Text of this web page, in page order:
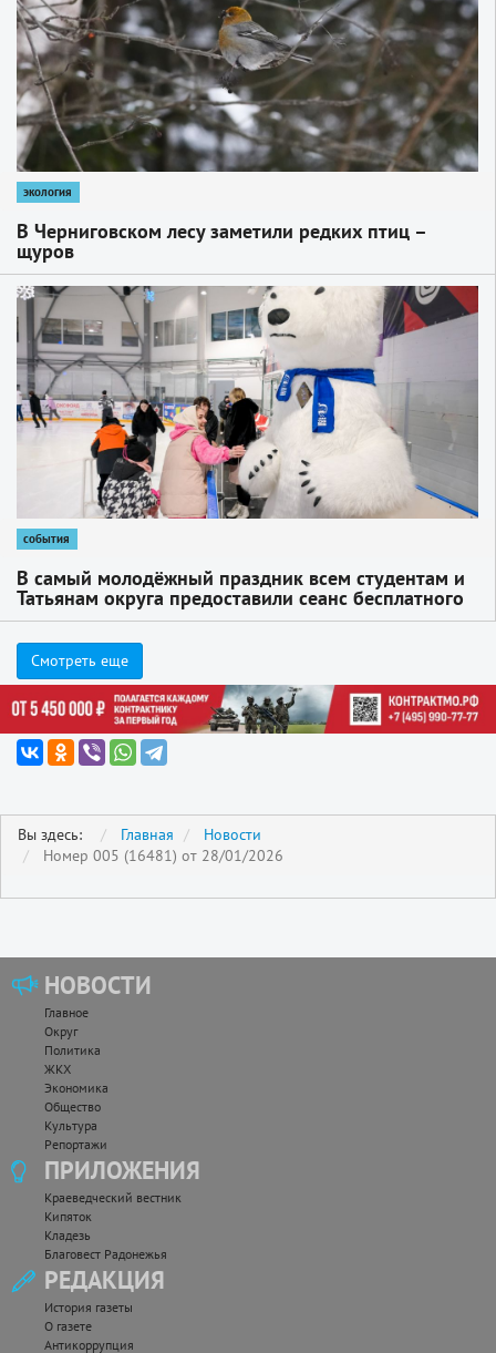
экология
В Черниговском лесу заметили редких птиц –
щуров
1
события
В самый молодёжный праздник всем студентам и
Татьянам округа предоставили сеанс бесплатного
катания на ледовой арене им. С. В. Фёдорова
Смотреть еще
Вы здесь: Главная
Новости
Номер 005 (16481) от 28/01/2026
НОВОСТИ
Главное
Округ
Политика
ЖКХ
Экономика
Общество
Культура
Репортажи
ПРИЛОЖЕНИЯ
Краеведческий вестник
Кипяток
Кладезь
Благовест Радонежья
РЕДАКЦИЯ
История газеты
О газете
Антикоррупция